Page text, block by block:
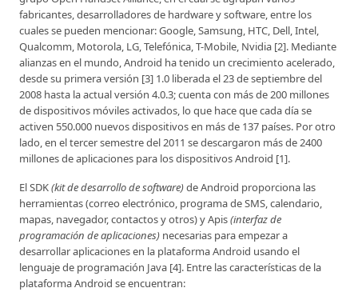
fabricantes, desarrolladores de hardware y software, entre los
cuales se pueden mencionar: Google, Samsung, HTC, Dell, Intel,
Qualcomm, Motorola, LG, Telefónica, T-Mobile, Nvidia [2]. Mediante
alianzas en el mundo, Android ha tenido un crecimiento acelerado,
desde su primera versión [3] 1.0 liberada el 23 de septiembre del
2008 hasta la actual versión 4.0.3; cuenta con más de 200 millones
de dispositivos móviles activados, lo que hace que cada día se
activen 550.000 nuevos dispositivos en más de 137 países. Por otro
lado, en el tercer semestre del 2011 se descargaron más de 2400
millones de aplicaciones para los dispositivos Android [1].
El SDK(kit de desarrollo de software)de Android proporciona las
herramientas (correo electrónico, programa de SMS, calendario,
mapas, navegador, contactos y otros) y Apis(interfaz de
programación de aplicaciones) necesarias para empezar a
desarrollar aplicaciones en la plataforma Android usando el
lenguaje de programación Java [4]. Entre las características de la
plataforma Android se encuentran: